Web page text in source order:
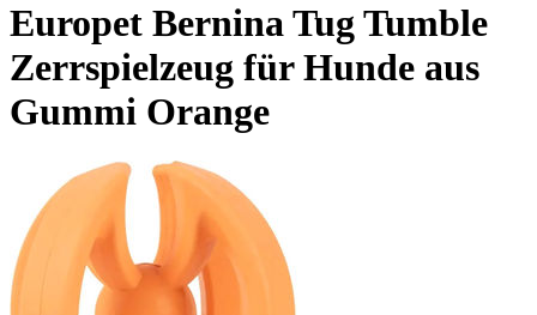
Europet Bernina Tug Tumble
Zerrspielzeug für Hunde aus
Gummi Orange